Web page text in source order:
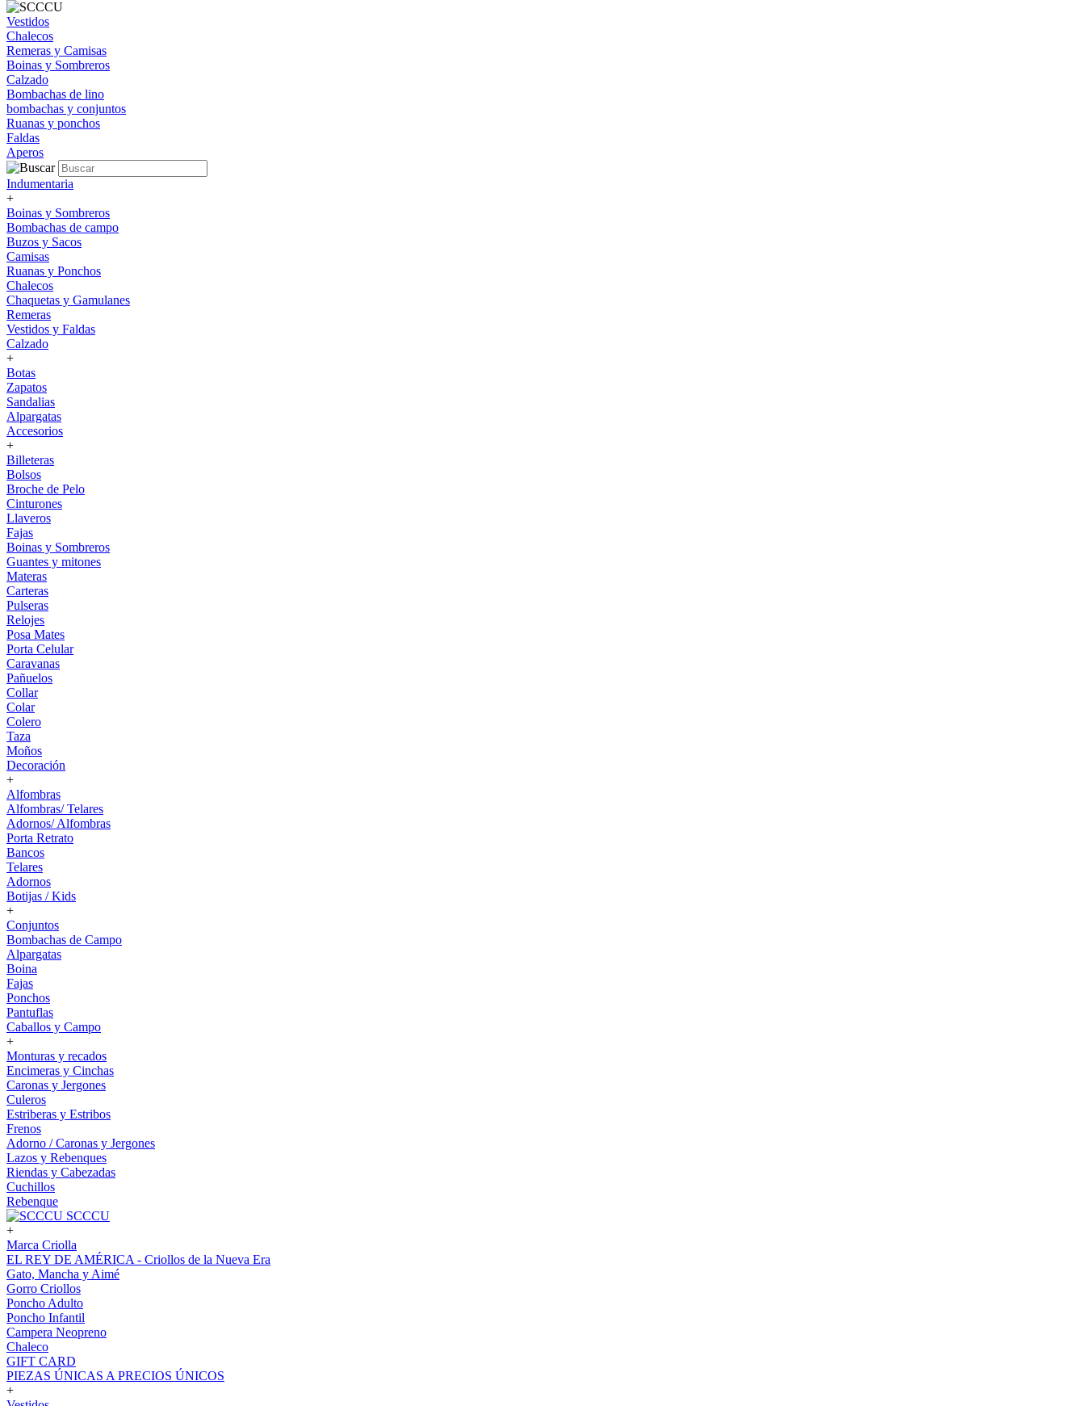
Vestidos
Chalecos
Remeras y Camisas
Boinas y Sombreros
Calzado
Bombachas de lino
bombachas y conjuntos
Ruanas y ponchos
Faldas
Aperos
Indumentaria
+
Boinas y Sombreros
Bombachas de campo
Buzos y Sacos
Camisas
Ruanas y Ponchos
Chalecos
Chaquetas y Gamulanes
Remeras
Vestidos y Faldas
Calzado
+
Botas
Zapatos
Sandalias
Alpargatas
Accesorios
+
Billeteras
Bolsos
Broche de Pelo
Cinturones
Llaveros
Fajas
Boinas y Sombreros
Guantes y mitones
Materas
Carteras
Pulseras
Relojes
Posa Mates
Porta Celular
Caravanas
Pañuelos
Collar
Colar
Colero
Taza
Moños
Decoración
+
Alfombras
Alfombras/ Telares
Adornos/ Alfombras
Porta Retrato
Bancos
Telares
Adornos
Botijas / Kids
+
Conjuntos
Bombachas de Campo
Alpargatas
Boina
Fajas
Ponchos
Pantuflas
Caballos y Campo
+
Monturas y recados
Encimeras y Cinchas
Caronas y Jergones
Culeros
Estriberas y Estribos
Frenos
Adorno / Caronas y Jergones
Lazos y Rebenques
Riendas y Cabezadas
Cuchillos
Rebenque
SCCCU
+
Marca Criolla
EL REY DE AMÉRICA - Criollos de la Nueva Era
Gato, Mancha y Aimé
Gorro Criollos
Poncho Adulto
Poncho Infantil
Campera Neopreno
Chaleco
GIFT CARD
PIEZAS ÚNICAS A PRECIOS ÚNICOS
+